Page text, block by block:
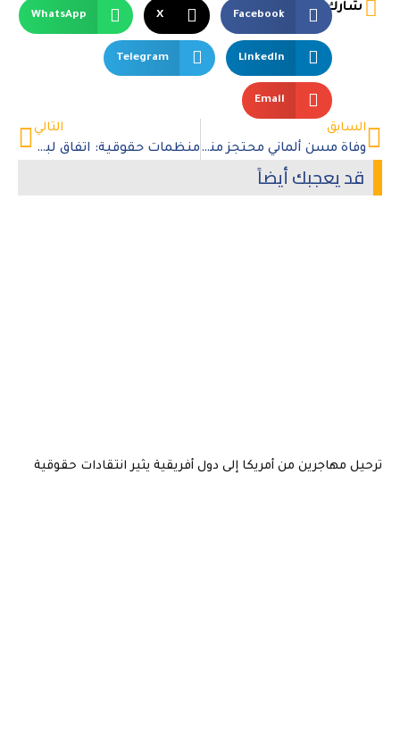
شارك
Facebook
X
WhatsApp
LinkedIn
Telegram
Email
السابق
وفاة مسن ألماني محتجز منذ أشهر بسجن أميركي
التالي
منظمات حقوقية: اتفاق لبنان – إسرائيل يخذل ضحايا جرائم الحرب في لبنان
قد يعجبك أيضاً
ترحيل مهاجرين من أمريكا إلى دول أفريقية يثير انتقادات حقوقية